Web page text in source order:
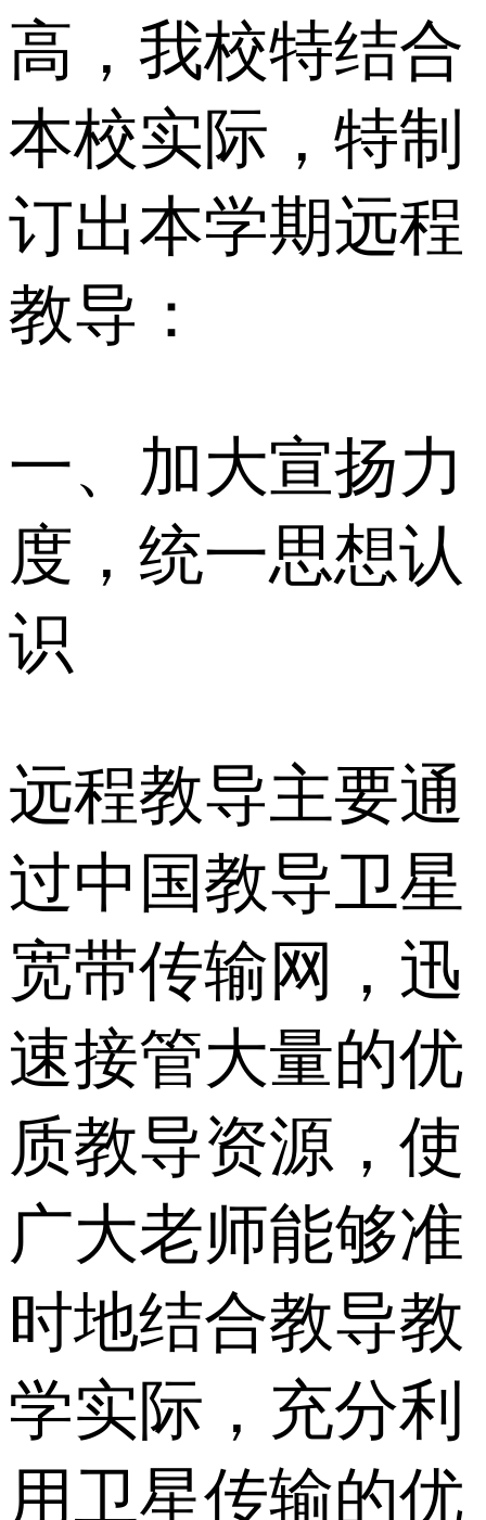
高，我校特结合
本校实际，特制
订出本学期远程
教导：
一、加大宣扬力
度，统一思想认
识
远程教导主要通
过中国教导卫星
宽带传输网，迅
速接管大量的优
质教导资源，使
广大老师能够准
时地结合教导教
学实际，充分利
用卫星传输的优